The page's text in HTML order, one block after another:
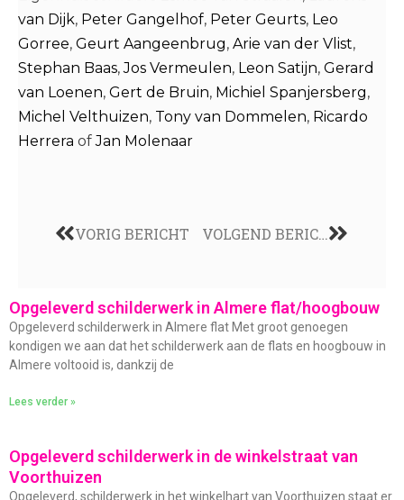
van Dijk, Peter Gangelhof, Peter Geurts, Leo
Gorree, Geurt Aangeenbrug, Arie van der Vlist,
Stephan Baas,Jos Vermeulen, Leon Satijn, Gerard
van Loenen, Gert de Bruin, Michiel Spanjersberg,
Michel Velthuizen, Tony van Dommelen, Ricardo
Herrera ofJan Molenaar
VORIG BERICHT VOLGEND BERICHT
Opgeleverd schilderwerk in Almere flat/hoogbouw
Opgeleverd schilderwerk in Almere flat Met groot genoegen
kondigen we aan dat het schilderwerk aan de flats en hoogbouw in
Almere voltooid is, dankzij de
Lees verder »
Opgeleverd schilderwerk in de winkelstraat van
Voorthuizen
Opgeleverd, schilderwerk in het winkelhart van Voorthuizen staat er